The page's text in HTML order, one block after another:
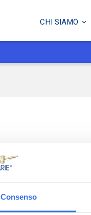
Consenso
CHI SIAMO